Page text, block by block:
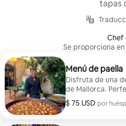
tapas
Chef
Se proporciona
Menú de paella
Disfruta de una
de Mallorca.
$ 75 USD por
$ 75 USD por